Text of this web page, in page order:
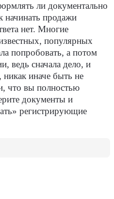
ли документально
продажи
нет. Многие
популярных
попробовать, а потом
ведь сначала дело, и
никак иначе быть не
что вы полностью
документы и
регистрирующие